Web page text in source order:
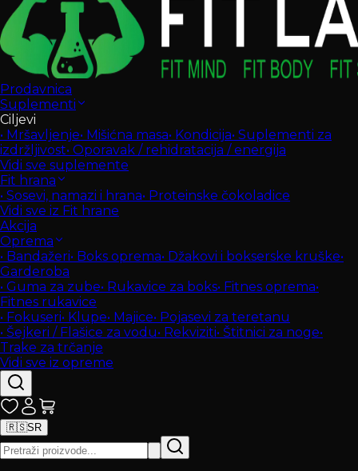
Prodavnica
Suplementi
Ciljevi
• Mršavljenje• Mišićna masa• Kondicija• Suplementi za
izdržljivost• Oporavak / rehidratacija / energija
Vidi sve suplemente
Fit hrana
• Sosevi, namazi i hrana• Proteinske čokoladice
Vidi sve iz Fit hrane
Akcija
Oprema
• Bandažeri• Boks oprema• Džakovi i bokserske kruške•
Garderoba
• Guma za zube• Rukavice za boks• Fitnes oprema•
Fitnes rukavice
• Fokuseri• Klupe• Majice• Pojasevi za teretanu
• Šejkeri / Flašice za vodu• Rekviziti• Štitnici za noge•
Trake za trčanje
Vidi sve iz opreme
🇷🇸SR